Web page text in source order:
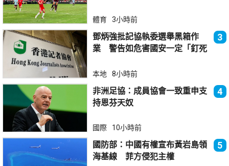
體育 3小時前
鄧炳強批記協執委選舉黑箱作
業 警告如危害國安一定「釘死
3
本地 8小時前
非洲足協：成員協會一致重申支
持恩芬天奴
4
國際 10小時前
國防部：中國有權宣布黃岩島領
海基線 菲方侵犯主權
5